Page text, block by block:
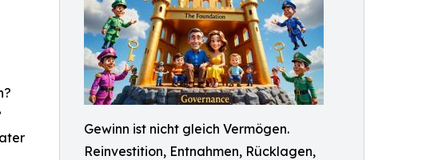
Gewinn ist nicht gleich Vermögen.
Reinvestition, Entnahmen, Rücklagen,